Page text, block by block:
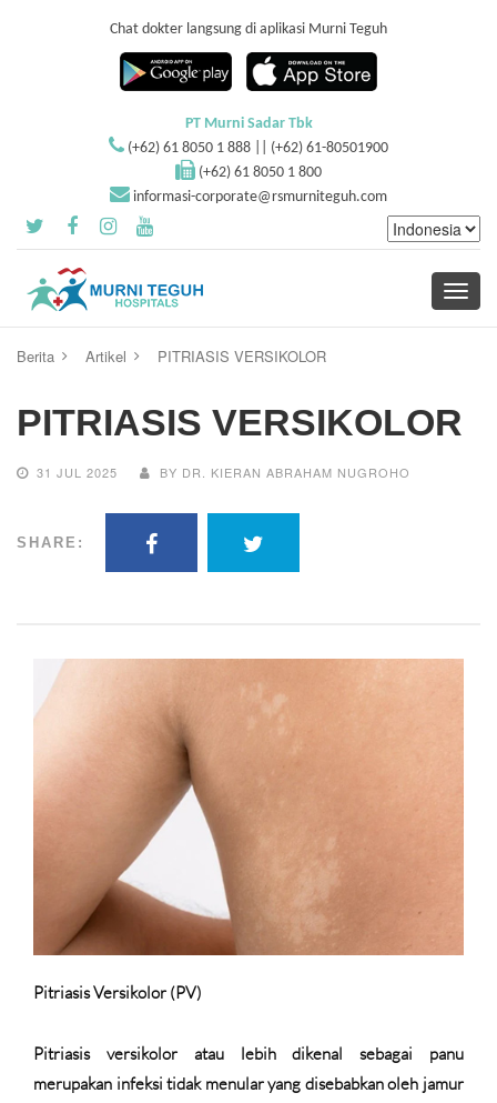
Chat dokter langsung di aplikasi Murni Teguh
PT Murni Sadar Tbk
(+62) 61 8050 1 888 || (+62) 61-80501900
(+62) 61 8050 1 800
informasi-corporate@rsmurniteguh.com
Toggle
Berita Artikel PITRIASIS VERSIKOLOR
PITRIASIS VERSIKOLOR
31 JUL 2025 BY DR. KIERAN ABRAHAM NUGROHO
SHARE:
Pitriasis Versikolor (PV)
Pitriasis versikolor atau lebih dikenal sebagai panu
merupakan infeksi tidak menular yang disebabkan oleh jamur